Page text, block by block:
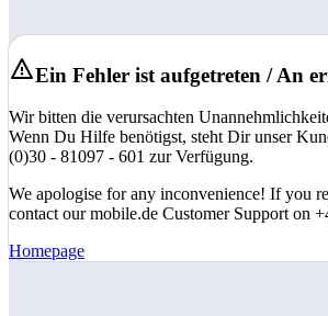
Ein Fehler ist aufgetreten / An
Wir bitten die verursachten
Wenn Du Hilfe benötigst, steht Dir unser
(0)30 - 81097 - 601 zur Verfügung.
We apologise for any inconvenience! If you
contact our mobile.de Customer Support on
Homepage